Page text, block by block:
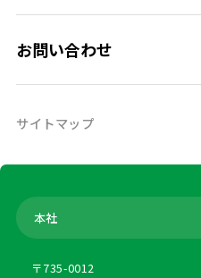
お問い合わせ
サイトマップ
本社
〒735-0012